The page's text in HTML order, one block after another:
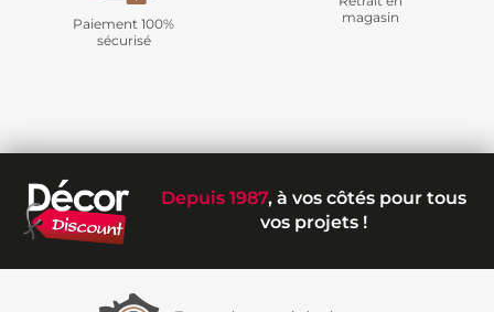
Paiement 100%
sécurisé
magasin
Depuis 1987, à vos côtés pour tous
vos projets !